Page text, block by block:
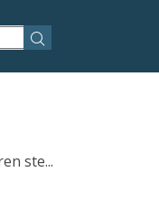
ste...